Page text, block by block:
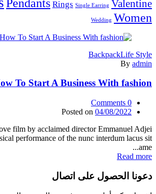
Rings Single Earring Valentine
Wedding Women
BackpackLife Style
By admin
To Start A Business With fashion
0
Posted on 04/08/2022
film by acclaimed director Emmanuel Adjei
performance of the nunc interdum lacus sit
ame...
Read more
دعونا الحصول على اتصال